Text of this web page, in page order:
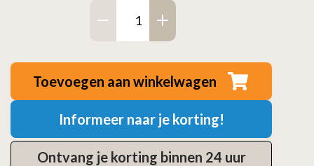
aantal
Toevoegen aan winkelwagen
Informeer naar je korting!
Ontvang je korting binnen 24 uur